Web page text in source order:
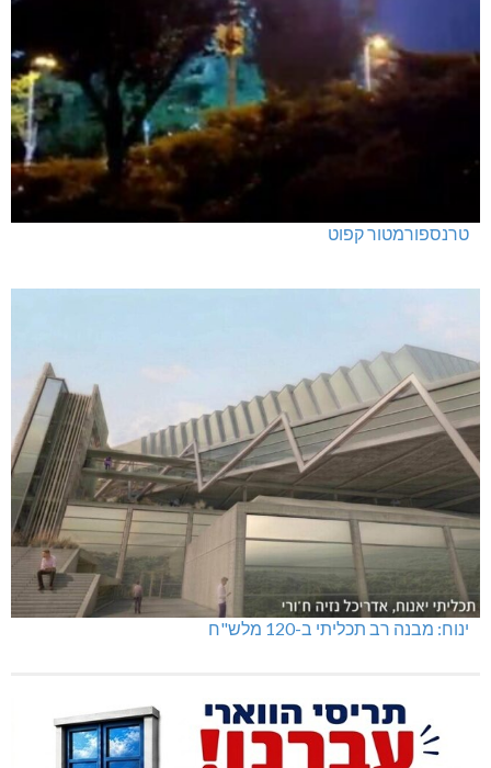
טרנספורמטור קפוט
ינוח: מבנה רב תכליתי ב-120 מלש"ח